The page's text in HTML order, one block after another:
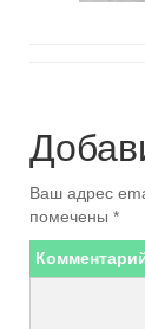
Ваш адрес
помечены *